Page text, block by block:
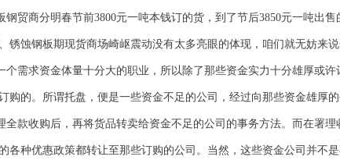
贸商分明春节前3800元一吨本钱订的货，到了节后3850元一吨出
、 锈蚀钢板期现货商场崎岖震动没有太多亮眼的体现，咱们就无妨来
需求资金体量十分大的职业，所以除了那些资金实力十分雄厚或
购的。所谓托盘，便是一些资金不足的公司，经过向那些资金雄厚
全款收购后，再将货品转卖给资金不足的公司的事务方法。而在署
各种优惠政策都转让至那些订购的公司。当然，这些资金公司并不